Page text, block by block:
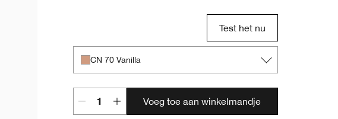
Test het nu
CN 70 Vanilla
Voeg toe aan winkelmandje